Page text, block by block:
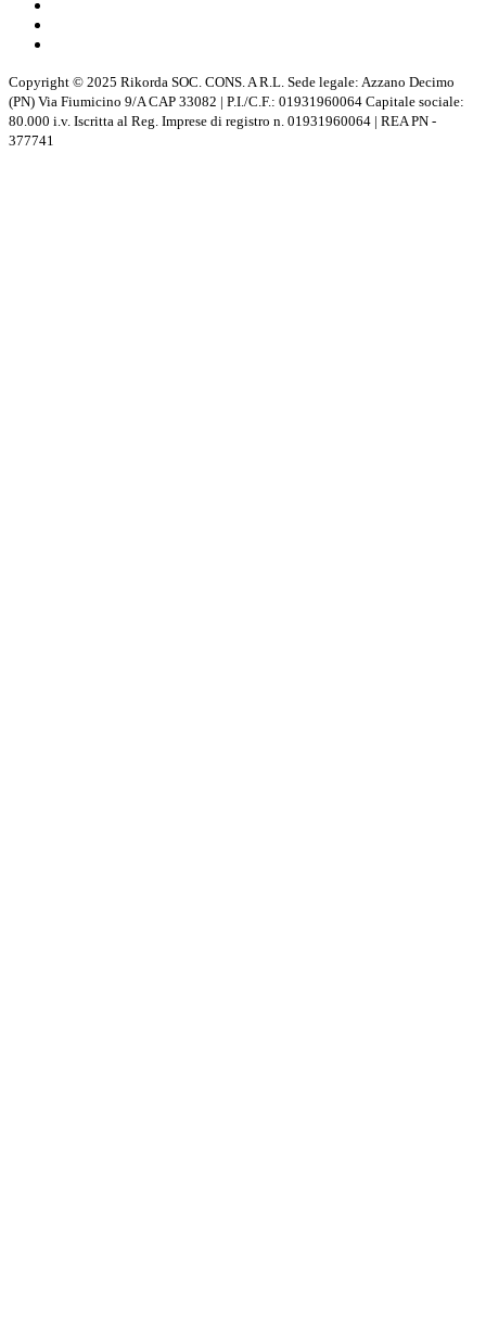
Copyright © 2025 Rikorda SOC. CONS. A R.L. Sede legale: Azzano Decimo
(PN) Via Fiumicino 9/A CAP 33082 | P.I./C.F.: 01931960064 Capitale sociale:
80.000 i.v. Iscritta al Reg. Imprese di registro n. 01931960064 | REA PN -
377741